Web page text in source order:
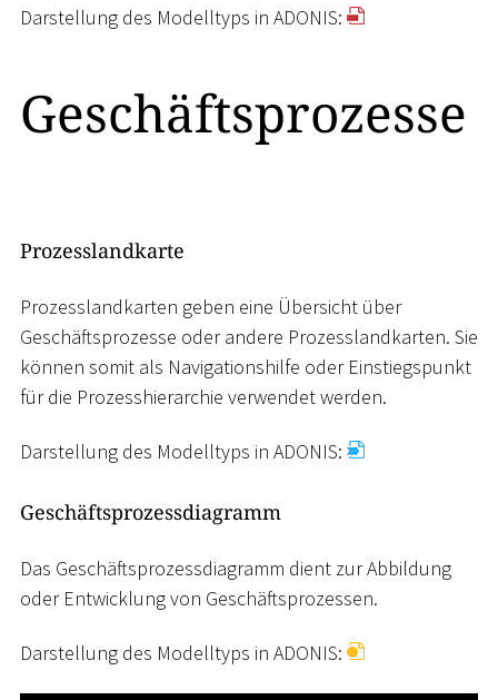
Darstellung des Modelltyps in ADONIS:
Geschäftsprozesse
Prozesslandkarte
Prozesslandkarten geben eine Übersicht über
Geschäftsprozesse oder andere Prozesslandkarten. Sie
können somit als Navigationshilfe oder Einstiegspunkt
für die Prozesshierarchie verwendet werden.
Darstellung des Modelltyps in ADONIS:
Geschäftsprozessdiagramm
Das Geschäftsprozessdiagramm dient zur Abbildung
oder Entwicklung von Geschäftsprozessen.
Darstellung des Modelltyps in ADONIS: